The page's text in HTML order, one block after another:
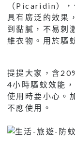
（Picaridin），
具有廣泛的效果
到黏膩，不易刺
維衣物。用於驅
提提大家，含
4小時驅蚊效能
使用時要小心。
不應使用。